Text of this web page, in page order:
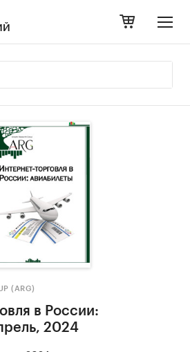
(ARG)
в России:
2024